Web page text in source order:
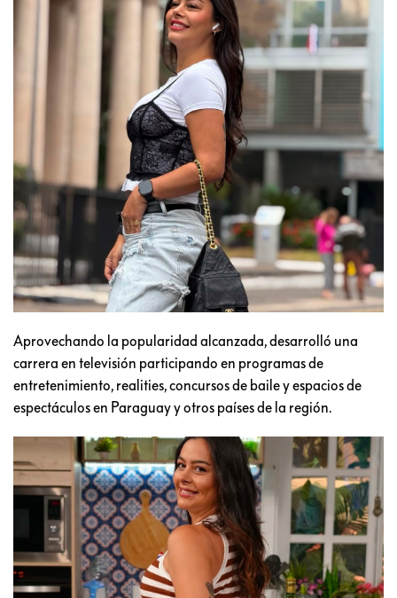
Aprovechando la popularidad alcanzada, desarrolló una
carrera en televisión participando en programas de
entretenimiento, realities, concursos de baile y espacios de
espectáculos en Paraguay y otros países de la región.